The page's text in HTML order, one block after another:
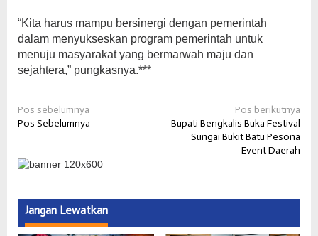
“Kita harus mampu bersinergi dengan pemerintah
dalam menyukseskan program pemerintah untuk
menuju masyarakat yang bermarwah maju dan
sejahtera,” pungkasnya.***
Navigasi
pos
Pos sebelumnya
Pos Sebelumnya
Pos berikutnya
Bupati Bengkalis Buka Festival
Sungai Bukit Batu Pesona
Event Daerah
Jangan Lewatkan